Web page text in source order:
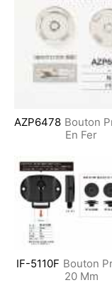
AZP6478 Bouton
En Fer
IF-5110F Bouton
20 Mm